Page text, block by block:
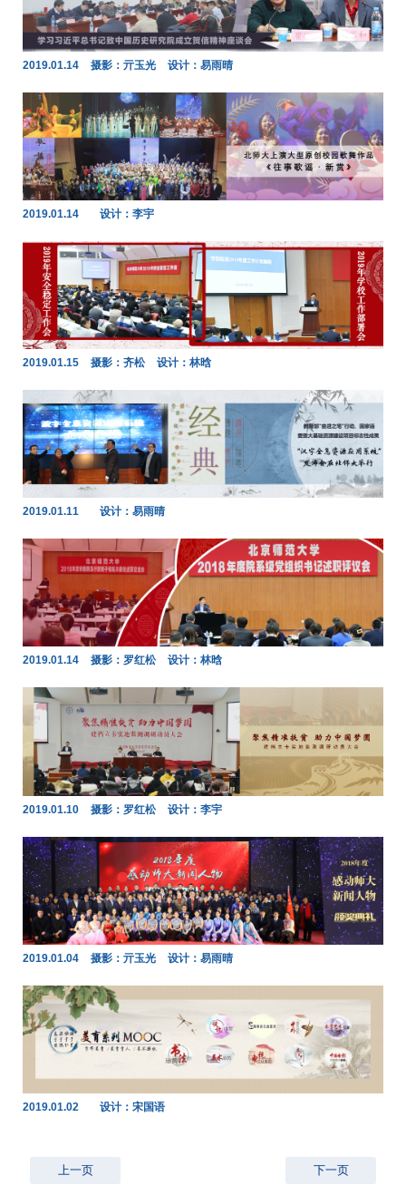
2019.01.14 摄影：亓玉光 设计：易雨晴
2019.01.14 设计：李宇
2019.01.15 摄影：齐松 设计：林晗
2019.01.11 设计：易雨晴
2019.01.14 摄影：罗红松 设计：林晗
2019.01.10 摄影：罗红松 设计：李宇
2019.01.04 摄影：亓玉光 设计：易雨晴
2019.01.02 设计：宋国语
上一页 下一页